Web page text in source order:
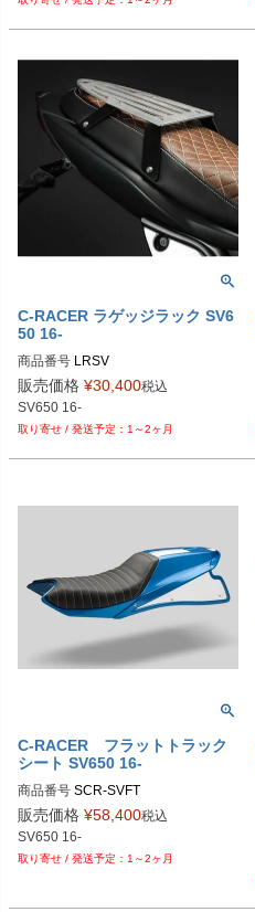
C-RACER ラゲッジラック SV6
50 16-
商品番号
販売価格 ¥30,400税込
1～2ヶ月
C-RACER フラットトラック
シート SV650 16-
商品番号
販売価格 ¥58,400税込
1～2ヶ月